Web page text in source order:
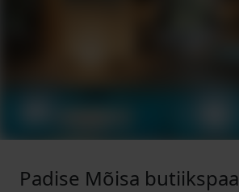
Padise Mõisa butiikspaa